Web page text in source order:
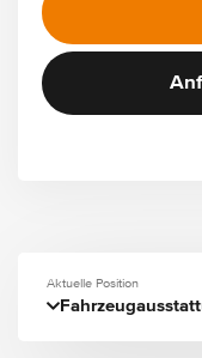
Aktuelle Position